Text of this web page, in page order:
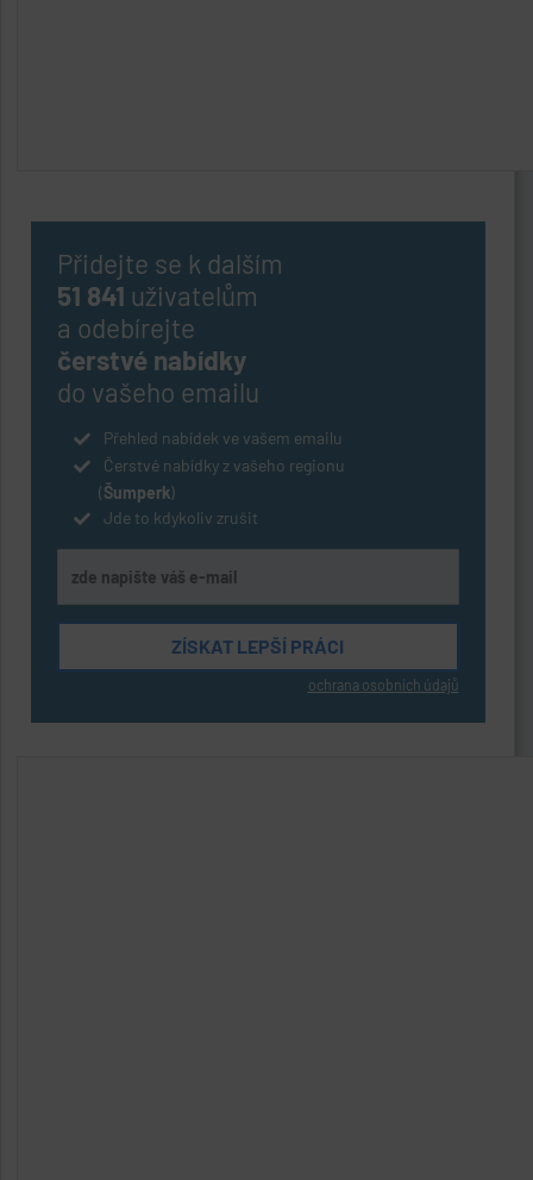
Přidejte se k dalším
51 841 uživatelům
a odebírejte
čerstvé nabídky
do vašeho emailu
Přehled nabídek ve vašem emailu
Čerstvé nabídky z vašeho regionu
(Šumperk)
Jde to kdykoliv zrušit
ochrana osobních údajů